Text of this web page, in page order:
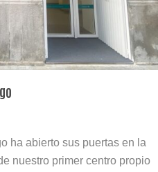
ha abierto sus puertas en la
nuestro primer centro propio